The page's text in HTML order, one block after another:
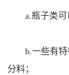
a.瓶子类可
b.一些有特
分料；